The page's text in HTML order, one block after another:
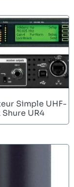
Simple UHF-
Shure UR4